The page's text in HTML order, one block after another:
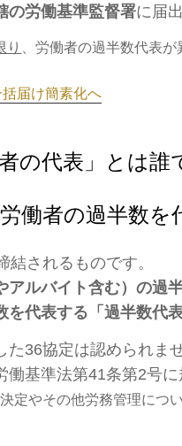
の労働基準監督署に届
り 、労働者の過半数代表
届け簡素化へ
の代表」とは誰
働者の過半数を
されるものです。
アルバイト含む）の過
を代表する「過半数代表
36協定は認められませ
働基準法第41条第2号
定やその他労務管理につ